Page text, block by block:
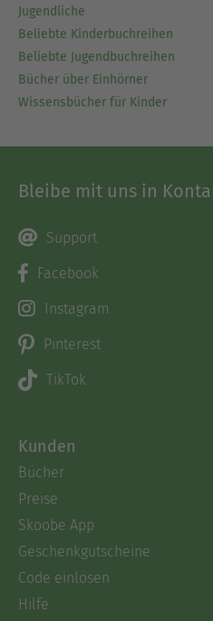
Jugendliche
Beliebte Kinderbuchreihen
Beliebte Jugendbuchreihen
Bücher über Einhörner
Wissensbücher für Kinder
Bleibe mit uns in
Support
Facebook
Instagram
Pinterest
TikTok
Kunden
Bücher
Preise
Skoobe App
Geschenkgutscheine
Code einlösen
Hilfe